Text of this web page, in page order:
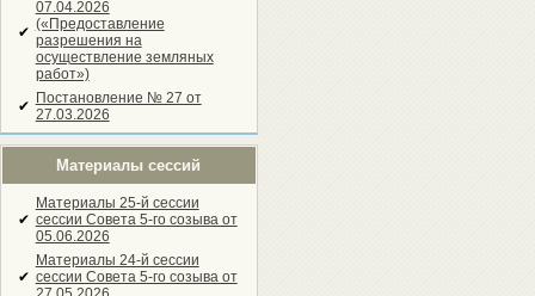
✔
07.04.2026
(«Предоставление
разрешения на
осуществление земляных
работ»)
✔ Постановление № 27 от
27.03.2026
Материалы сессий
✔
Материалы 25-й сессии
сессии Совета 5-го созыва от
05.06.2026
✔
Материалы 24-й сессии
сессии Совета 5-го созыва от